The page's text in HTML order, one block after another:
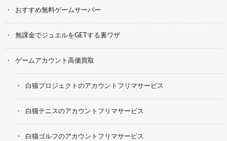
おすすめ無料ゲームサーバー
無課金でジュエルをGETする裏ワザ
ゲームアカウント高価買取
白猫プロジェクトのアカウントフリマサービス
白猫テニスのアカウントフリマサービス
白猫ゴルフのアカウントフリマサービス